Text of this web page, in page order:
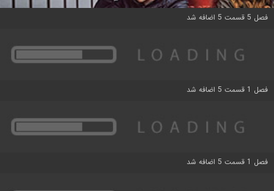
فصل 5 قسمت 5 اضافه شد
فصل 1 قسمت 5 اضافه شد
فصل 1 قسمت 5 اضافه شد